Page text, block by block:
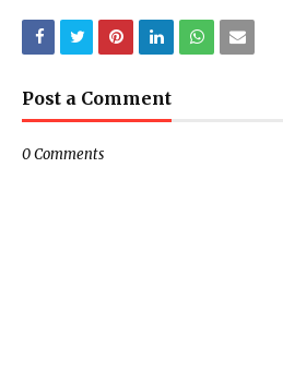
Post a Comment
0 Comments